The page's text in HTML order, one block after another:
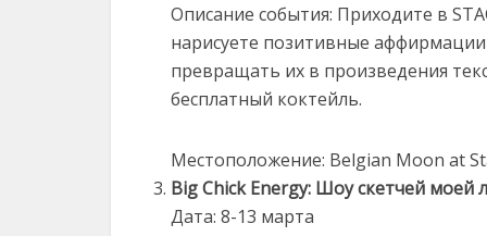
Описание события: Приходите в
нарисуете позитивные аффирмации
превращать их в произведения
бесплатный коктейль.
Местоположение: Belgian Moon at
Big Chick Energy: Шоу скетчей моей
Дата: 8-13 марта